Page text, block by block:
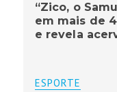
“Zico, o
em mais de
e revela
ESPORTE